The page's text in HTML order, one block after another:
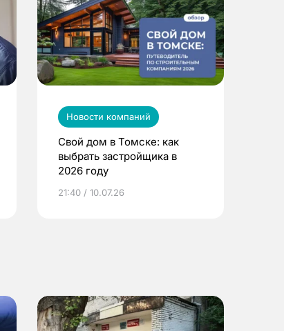
Новости компаний
Свой дом в Томске: как
выбрать застройщика в
2026 году
21:40 / 10.07.26